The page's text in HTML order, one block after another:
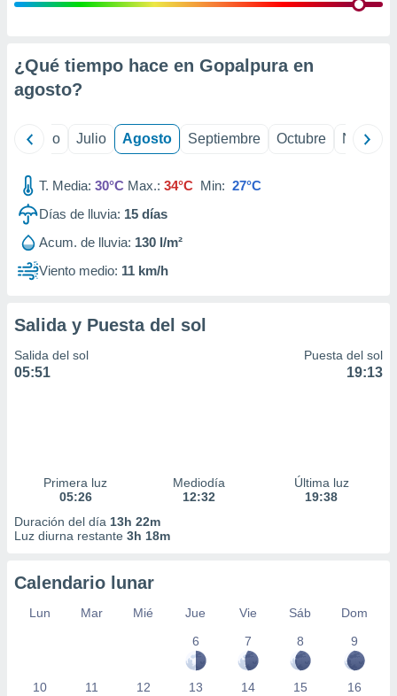
e
mediante
de
1199
¿Qué tiempo hace en Gopalpura en
agosto?
Junio Julio Agosto Septiembre Octubre
T. Media: 30°C Max.: 34°C Min: 27°C
Días de lluvia: 15 días
Acum. de lluvia: 130 l/m²
Viento medio: 11 km/h
Salida y Puesta del sol
Salida del sol
05:51
Puesta del sol
19:13
Primera luz
05:26
Mediodía
12:32
Última luz
19:38
Duración del día 13h 22m
Luz diurna restante 3h 18m
Calendario lunar
Lun Mar Mié Jue Vie Sáb
Dom
6
7 8 9
10 11 12 13 14 15 16